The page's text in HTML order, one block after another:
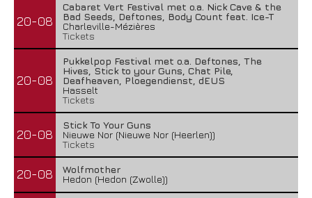
20-08
Cabaret Vert Festival met o.a. Nick Cave & the
Bad Seeds, Deftones, Body Count feat. Ice-T
Charleville-Mézières
Tickets
20-08
Pukkelpop Festival met o.a. Deftones, The
Hives, Stick to your Guns, Chat Pile,
Deafheaven, Ploegendienst, dEUS
Hasselt
Tickets
20-08
Stick To Your Guns
Nieuwe Nor (Nieuwe Nor (Heerlen))
Tickets
20-08
Wolfmother
Hedon (Hedon (Zwolle))